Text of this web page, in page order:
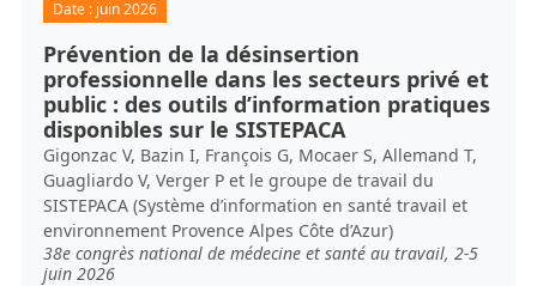
Date : juin 2026
Prévention de la désinsertion
professionnelle dans les secteurs privé et
public : des outils d’information pratiques
disponibles sur le SISTEPACA
Gigonzac V, Bazin I, François G, Mocaer S, Allemand T,
Guagliardo V, Verger P et le groupe de travail du
SISTEPACA (Système d’information en santé travail et
environnement Provence Alpes Côte d’Azur)
38e congrès national de médecine et santé au travail, 2-5
juin 2026